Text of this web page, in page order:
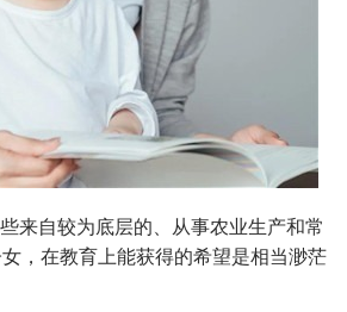
来自较为底层的、从事农业生产和常
，在教育上能获得的希望是相当渺茫